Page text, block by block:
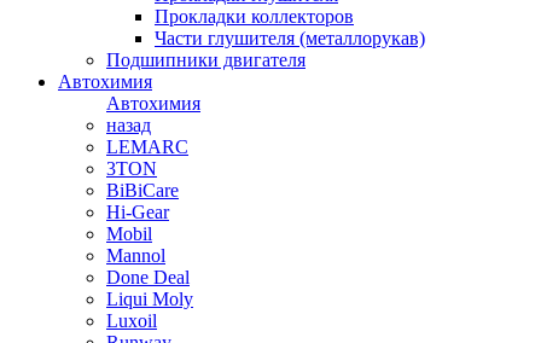
Прокладки коллекторов
Части глушителя (металлорукав)
Подшипники двигателя
Автохимия
Автохимия
назад
LEMARC
3TON
BiBiCare
Hi-Gear
Mobil
Mannol
Done Deal
Liqui Moly
Luxoil